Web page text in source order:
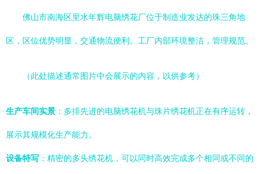
佛山市南海区里水年辉电脑绣花厂位于制造业发达的珠三角地
区，区位优势明显，交通物流便利。工厂内部环境整洁，管理规范。
（此处描述通常图片中会展示的内容，以供参考）
生产车间实景 ：多排先进的电脑绣花机与珠片绣花机正在有序运转，
展示其规模化生产能力。
设备特写 ：精密的多头绣花机，可以同时高效完成多个相同或不同的